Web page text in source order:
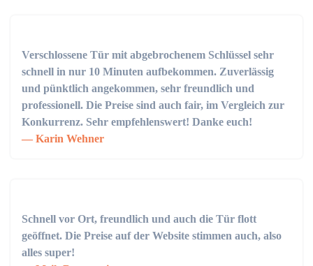
Verschlossene Tür mit abgebrochenem Schlüssel sehr
schnell in nur 10 Minuten aufbekommen. Zuverlässig
und pünktlich angekommen, sehr freundlich und
professionell. Die Preise sind auch fair, im Vergleich zur
Konkurrenz. Sehr empfehlenswert! Danke euch!
Karin Wehner
Schnell vor Ort, freundlich und auch die Tür flott
geöffnet. Die Preise auf der Website stimmen auch, also
alles super!